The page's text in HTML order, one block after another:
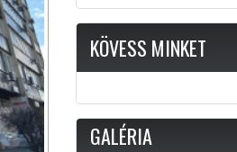
KÖVESS MINKET
GALÉRIA